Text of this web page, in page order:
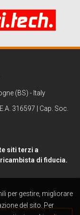
(BS) - Italy
316597 | Cap. Soc.
siti terzi a
di fiducia.
per gestire, migliorare
del sito. Per